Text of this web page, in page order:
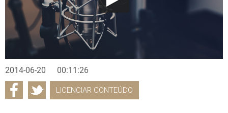
2014-06-20 00:11:26
LICENCIAR CONTEÚDO